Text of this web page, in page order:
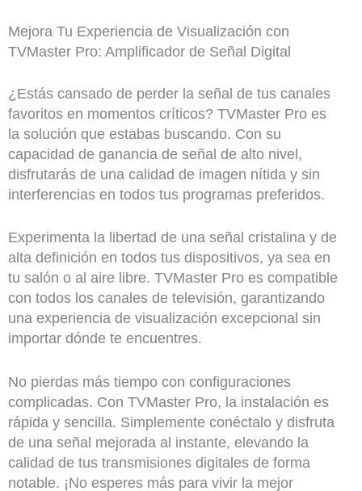
Mejora Tu Experiencia de Visualización con
TVMaster Pro: Amplificador de Señal Digital
¿Estás cansado de perder la señal de tus canales
favoritos en momentos críticos? TVMaster Pro es
la solución que estabas buscando. Con su
capacidad de ganancia de señal de alto nivel,
disfrutarás de una calidad de imagen nítida y sin
interferencias en todos tus programas preferidos.
Experimenta la libertad de una señal cristalina y de
alta definición en todos tus dispositivos, ya sea en
tu salón o al aire libre. TVMaster Pro es compatible
con todos los canales de televisión, garantizando
una experiencia de visualización excepcional sin
importar dónde te encuentres.
No pierdas más tiempo con configuraciones
complicadas. Con TVMaster Pro, la instalación es
rápida y sencilla. Simplemente conéctalo y disfruta
de una señal mejorada al instante, elevando la
calidad de tus transmisiones digitales de forma
notable. ¡No esperes más para vivir la mejor